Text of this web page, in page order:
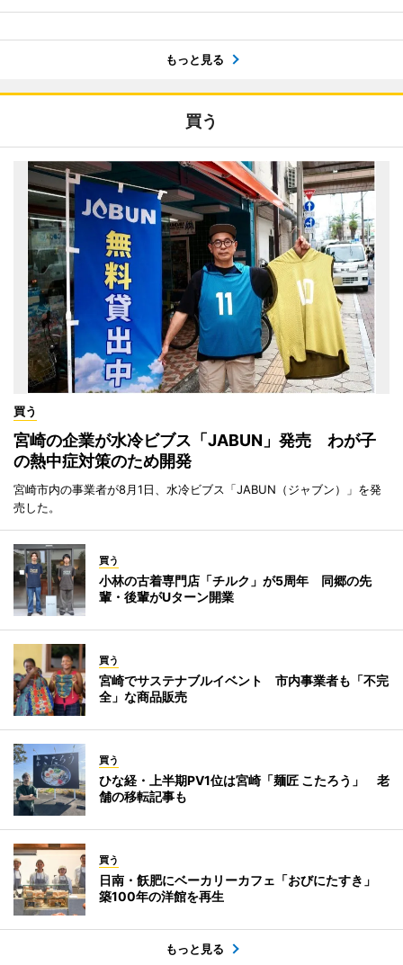
もっと見る
買う
買う
宮崎の企業が水冷ビブス「JABUN」発売 わが子
の熱中症対策のため開発
宮崎市内の事業者が8月1日、水冷ビブス「JABUN（ジャブン）」を発
売した。
買う
小林の古着専門店「チルク」が5周年 同郷の先
輩・後輩がUターン開業
買う
宮崎でサステナブルイベント 市内事業者も「不完
全」な商品販売
買う
ひな経・上半期PV1位は宮崎「麺匠 こたろう」 老
舗の移転記事も
買う
日南・飫肥にベーカリーカフェ「おびにたすき」
築100年の洋館を再生
もっと見る